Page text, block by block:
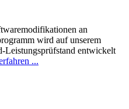
an
wird auf unserem
entwickelt
...